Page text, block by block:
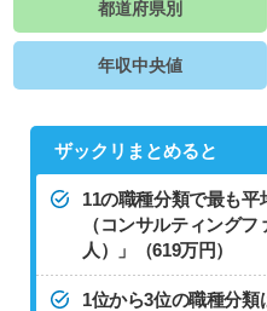
都道府県別
年収中央値
ザックリまとめると
11の職種分類で最も
（コンサルティング
人）」（619万円）
1位から3位の職種分